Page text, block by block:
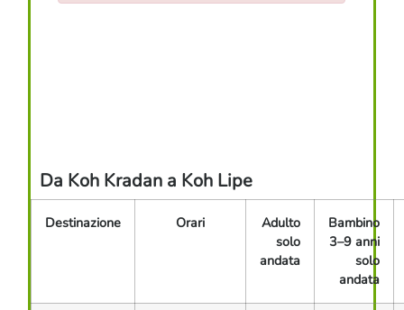
Da Koh Kradan a Koh Lipe
Destinazione Orari
Adulto
solo
andata
Bambino
3–9 anni
solo
andata